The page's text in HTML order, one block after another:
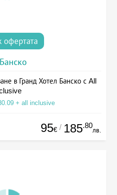
офертата
Банско
в Гранд Хотел Банско с All
+ all inclusive
95€ / 185.80
лв.